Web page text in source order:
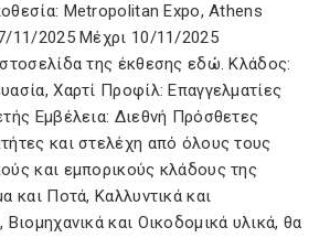
Metropolitan Expo, Athens
11/2025 Μέχρι 10/11/2025
της έκθεσης εδώ. Κλάδος:
Χαρτί Προφίλ: Επαγγελματίες
Εμβέλεια: Διεθνή Πρόσθετες
και στελέχη από όλους τους
και εμπορικούς κλάδους της
και Ποτά, Καλλυντικά και
και Οικοδομικά υλικά, θα